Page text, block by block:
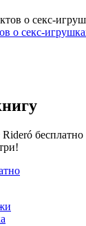
о секс-